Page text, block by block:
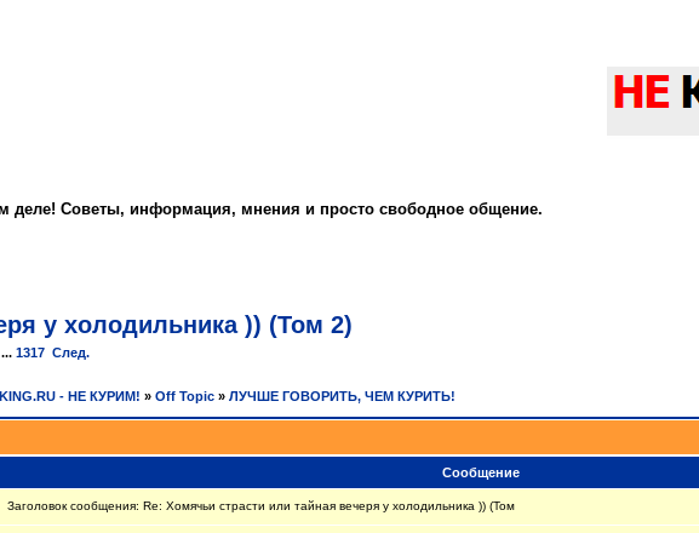
деле! Советы, информация, мнения и просто свободное общение.
у холодильника )) (Том 2)
... 1317 След.
- НЕ КУРИМ! » Off Topic » ЛУЧШЕ ГОВОРИТЬ, ЧЕМ КУРИТЬ!
Сообщение
сообщения: Re: Хомячьи страсти или тайная вечеря у холодильника )) (Том